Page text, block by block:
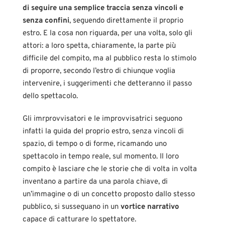
di seguire una semplice traccia senza vincoli e
senza confini, seguendo direttamente il proprio
estro. E la cosa non riguarda, per una volta, solo gli
attori: a loro spetta, chiaramente, la parte più
difficile del compito, ma al pubblico resta lo stimolo
di proporre, secondo l’estro di chiunque voglia
intervenire, i suggerimenti che detteranno il passo
dello spettacolo.
Gli imrprovvisatori e le improvvisatrici seguono
infatti la guida del proprio estro, senza vincoli di
spazio, di tempo o di forme, ricamando uno
spettacolo in tempo reale, sul momento. Il loro
compito è lasciare che le storie che di volta in volta
inventano a partire da una parola chiave, di
un’immagine o di un concetto proposto dallo stesso
pubblico, si susseguano in un vortice narrativo
capace di catturare lo spettatore.